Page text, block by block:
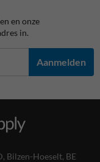
en onze
in.
Aanmelden
, Bilzen-Hoeselt, BE